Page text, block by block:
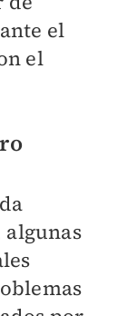
el
el
algunas